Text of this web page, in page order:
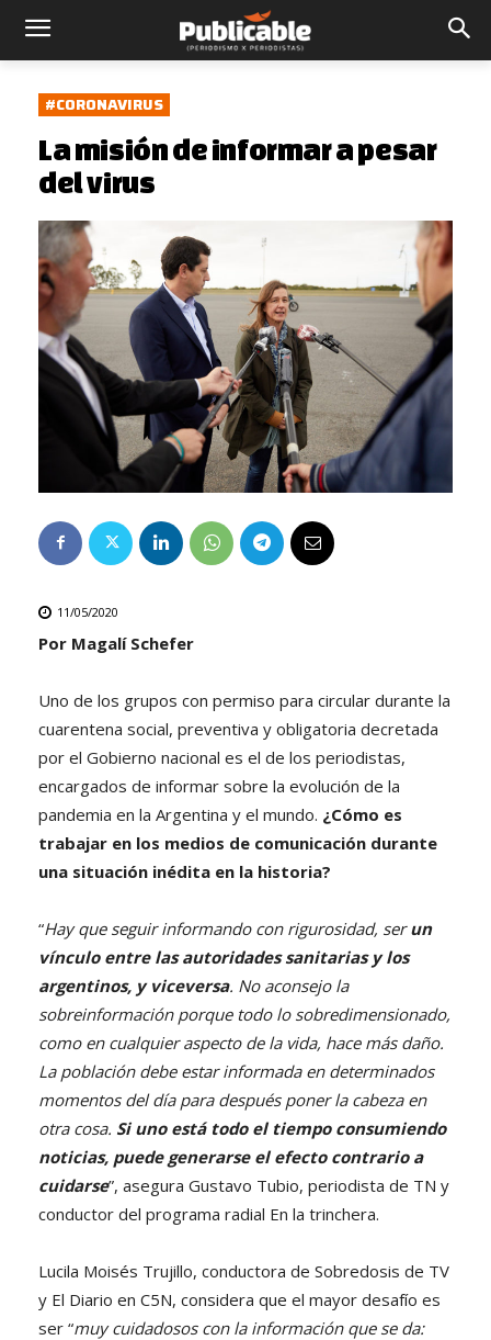
#CORONAVIRUS
La misión de informar a pesar
del virus
11/05/2020
Por Magalí Schefer
Uno de los grupos con permiso para circular durante la
cuarentena social, preventiva y obligatoria decretada
por el Gobierno nacional es el de los periodistas,
encargados de informar sobre la evolución de la
pandemia en la Argentina y el mundo. ¿Cómo es
trabajar en los medios de comunicación durante
una situación inédita en la historia?
“Hay que seguir informando con rigurosidad, serun
vínculo entre las autoridades sanitarias y los
argentinos, y viceversa. No aconsejo la
sobreinformación porque todo lo sobredimensionado,
como en cualquier aspecto de la vida, hace más daño.
La población debe estar informada en determinados
momentos del día para después poner la cabeza en
otra cosa. Si uno está todo el tiempo consumiendo
noticias, puede generarse el efecto contrario a
cuidarse”, asegura Gustavo Tubio, periodista de TN y
conductor del programa radial En la trinchera.
Lucila Moisés Trujillo, conductora de Sobredosis de TV
y El Diario en C5N, considera que el mayor desafío es
ser “muy cuidadosos con la información que se da: